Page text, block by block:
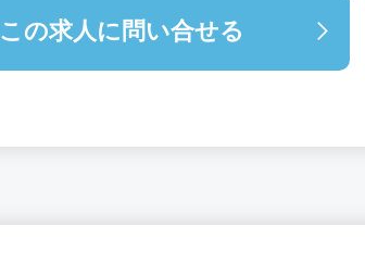
この求人に問い合せる